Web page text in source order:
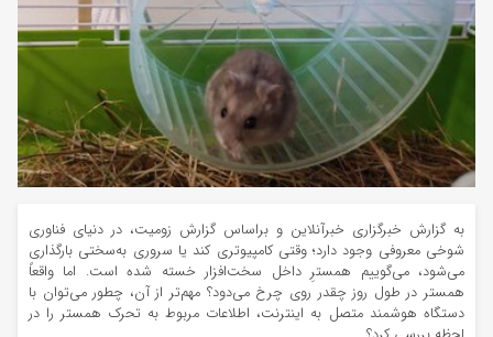
به گزارش خبرگزاری خبرآنلاین و براساس گزارش زومیت، در دنیای فناوری
شوخی معروفی وجود دارد؛ وقتی کامپیوتری کند یا سروری به‌سختی بارگذاری
می‌شود، می‌گوییم همسترِ داخل سخت‌افزار خسته شده است. اما واقعاً
همستر در طول روز چقدر روی چرخ می‌دود؟ مهم‌تر از آن، چطور می‌توان با
دستگاه هوشمند متصل به اینترنت، اطلاعات مربوط به تحرک همستر را در